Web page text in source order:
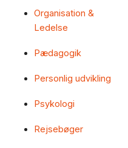
Organisation &
Ledelse
Pædagogik
Personlig udvikling
Psykologi
Rejsebøger